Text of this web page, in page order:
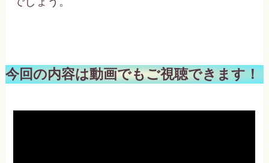
今回の内容は動画でもご視聴できます！